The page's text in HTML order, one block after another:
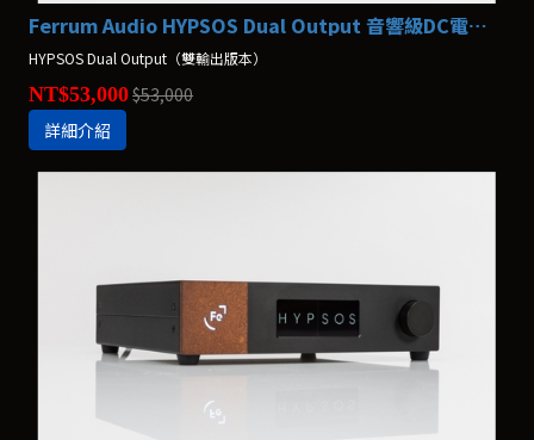
Ferrum Audio HYPSOS Dual Output 音響級DC電源供應器
HYPSOS Dual Output（雙輸出版本）
NT$53,000$53,000
詳細介紹